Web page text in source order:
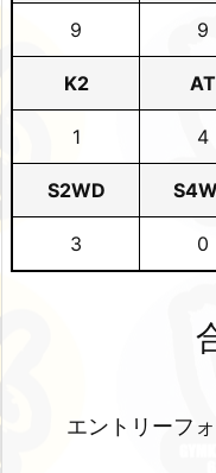
9 9
K2 AT
1 4
S2WD
3 0
エントリーフ